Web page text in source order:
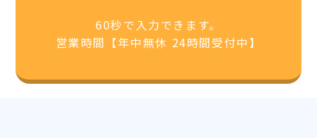
60秒で入力できます。
営業時間【年中無休 24時間受付中】